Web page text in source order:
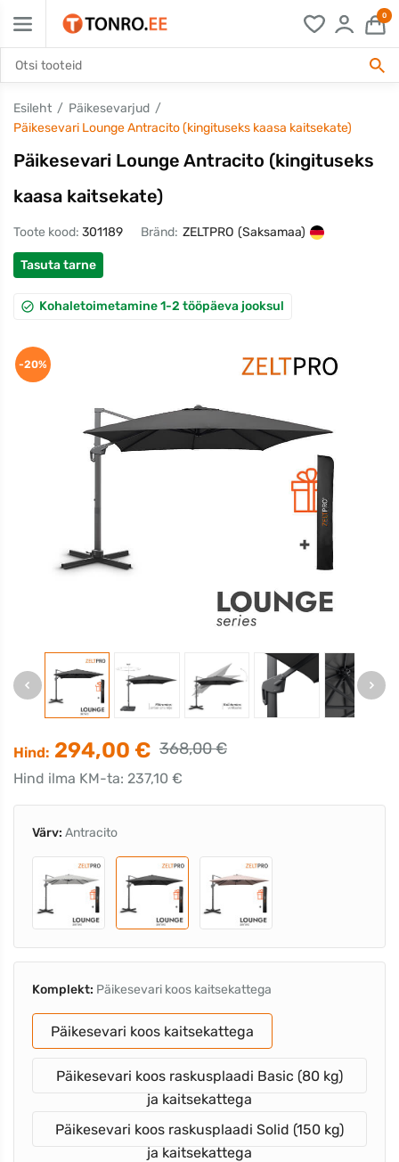
0
Esileht
Päikesevarjud
Päikesevari Lounge Antracito (kingituseks kaasa kaitsekate)
Päikesevari Lounge Antracito (kingituseks
kaasa kaitsekate)
Toote kood: 301189 Bränd: ZELTPRO (Saksamaa)
Tasuta tarne
Kohaletoimetamine 1-2 tööpäeva jooksul
-20%
Hind: 294,00 € 368,00 €
Hind ilma KM-ta: 237,10 €
Värv: Antracito
Komplekt: Päikesevari koos kaitsekattega
Päikesevari koos kaitsekattega
Päikesevari koos raskusplaadi Basic (80 kg)
ja kaitsekattega
Päikesevari koos raskusplaadi Solid (150 kg)
ja kaitsekattega